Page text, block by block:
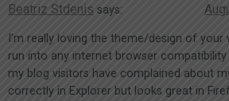
Beatriz Stdenis says:
I’m really loving the theme/design of your
run into any internet browser
my blog visitors have complained about
correctly in Explorer but looks great in